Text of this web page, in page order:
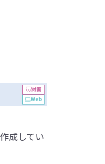
対面
Web
成してい